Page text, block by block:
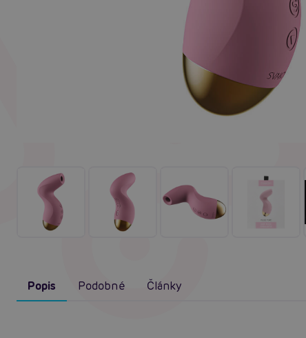
Popis Podobné Články